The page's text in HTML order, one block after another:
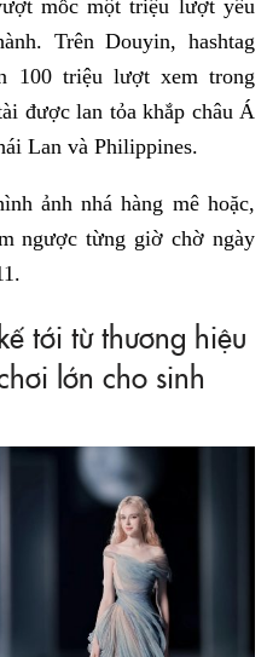
mốc một triệu lượt yêu
Trên Douyin, hashtag
100 triệu lượt xem trong
được lan tỏa khắp châu Á
Lan và Philippines.
ảnh nhá hàng mê hoặc,
ngược từng giờ chờ ngày
tới từ thương hiệu
lớn cho sinh